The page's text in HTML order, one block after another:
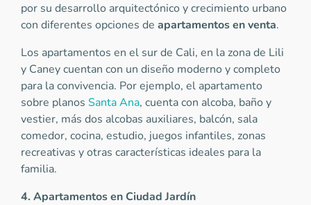
por su desarrollo arquitectónico y crecimiento urbano
con diferentes opciones de apartamentos en venta.
Los apartamentos en el sur de Cali, en la zona de Lili
y Caney cuentan con un diseño moderno y completo
para la convivencia. Por ejemplo, el apartamento
sobre planos Santa Ana, cuenta con alcoba, baño y
vestier, más dos alcobas auxiliares, balcón, sala
comedor, cocina, estudio, juegos infantiles, zonas
recreativas y otras características ideales para la
familia.
4. Apartamentos en Ciudad Jardín